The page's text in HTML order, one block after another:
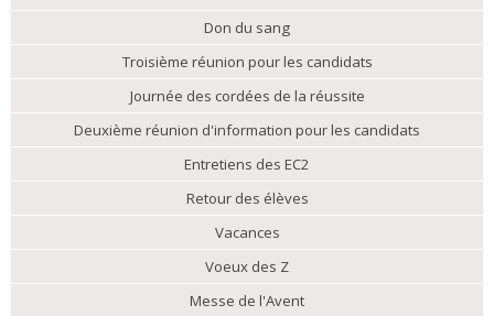
Don du sang
Troisième réunion pour les candidats
Journée des cordées de la réussite
Deuxième réunion d'information pour les candidats
Entretiens des EC2
Retour des élèves
Vacances
Voeux des Z
Messe de l'Avent